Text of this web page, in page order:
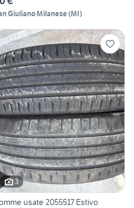
Giuliano Milanese(MI)
3
usate 2055517 Estivo